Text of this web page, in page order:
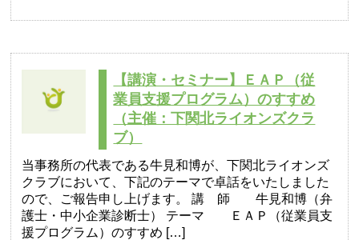
【講演・セミナー】ＥＡＰ（従
業員支援プログラム）のすすめ
（主催：下関北ライオンズクラ
ブ）
当事務所の代表である牛見和博が、下関北ライオンズ
クラブにおいて、下記のテーマで卓話をいたしました
ので、ご報告申し上げます。 講 師 牛見和博（弁
護士・中小企業診断士） テーマ ＥＡＰ（従業員支
援プログラム）のすすめ […]